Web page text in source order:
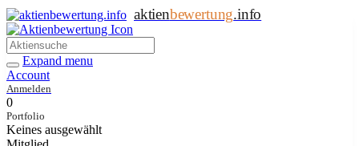
aktienbewertung.info
Expand menu
Account
Anmelden
0
Portfolio
Keines ausgewählt